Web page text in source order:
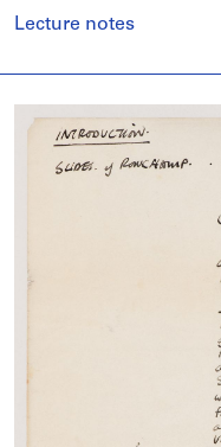
Lecture notes